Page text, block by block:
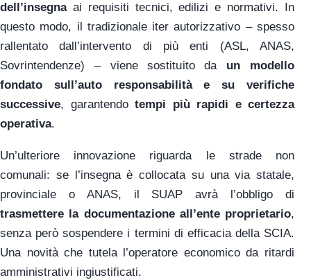
dell’insegnaai requisiti tecnici, edilizi e normativi. In
questo modo, il tradizionale iter autorizzativo – spesso
rallentato dall’intervento di più enti (ASL, ANAS,
Sovrintendenze) – viene sostituito da un modello
fondato sull’auto responsabilità e su verifiche
successive, garantendo tempi più rapidi e certezza
operativa.
Un’ulteriore innovazione riguarda le strade non
comunali: se l’insegna è collocata su una via statale,
provinciale o ANAS, il SUAP avrà l’obbligo di
trasmettere la documentazione all’ente proprietario,
senza però sospendere i termini di efficacia della SCIA.
Una novità che tutela l’operatore economico da ritardi
amministrativi ingiustificati.